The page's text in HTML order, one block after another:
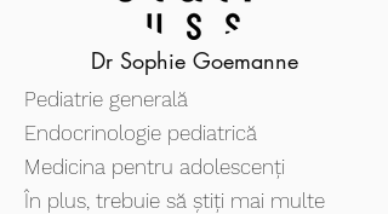
Dr Sophie Goemanne
Pediatrie generală
Endocrinologie pediatrică
Medicina pentru adolescenți
În plus, trebuie să știți mai multe